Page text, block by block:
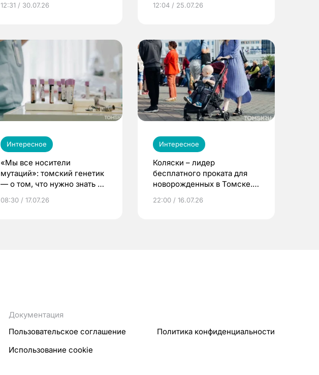
12:31 / 30.07.26 12:04 / 25.07.26
Интересное
«Мы все носители
мутаций»: томский генетик
— о том, что нужно знать до
08:30 / 17.07.26
Интересное
Коляски – лидер
бесплатного проката для
новорожденных в Томске.
22:00 / 16.07.26
Документация
Пользовательское соглашение
Политика конфиденциальности
Использование cookie